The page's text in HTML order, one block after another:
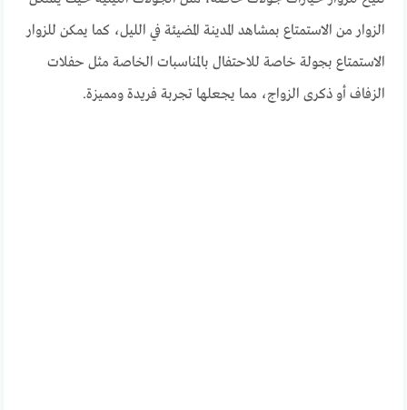
الزوار من الاستمتاع بمشاهد المدينة المضيئة في الليل، كما يمكن للزوار
الاستمتاع بجولة خاصة للاحتفال بالمناسبات الخاصة مثل حفلات
الزفاف أو ذكرى الزواج، مما يجعلها تجربة فريدة ومميزة.